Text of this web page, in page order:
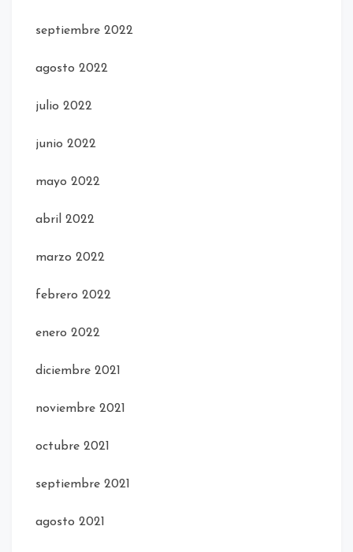
septiembre 2022
agosto 2022
julio 2022
junio 2022
mayo 2022
abril 2022
marzo 2022
febrero 2022
enero 2022
diciembre 2021
noviembre 2021
octubre 2021
septiembre 2021
agosto 2021